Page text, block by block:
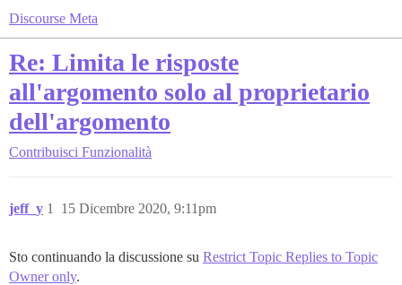
Discourse Meta
Re: Limita le risposte
all'argomento solo al proprietario
dell'argomento
Contribuisci Funzionalità
jeff_y 15 Dicembre 2020, 9:11pm
1
Sto continuando la discussione su Restrict Topic Replies to Topic
Owner only.